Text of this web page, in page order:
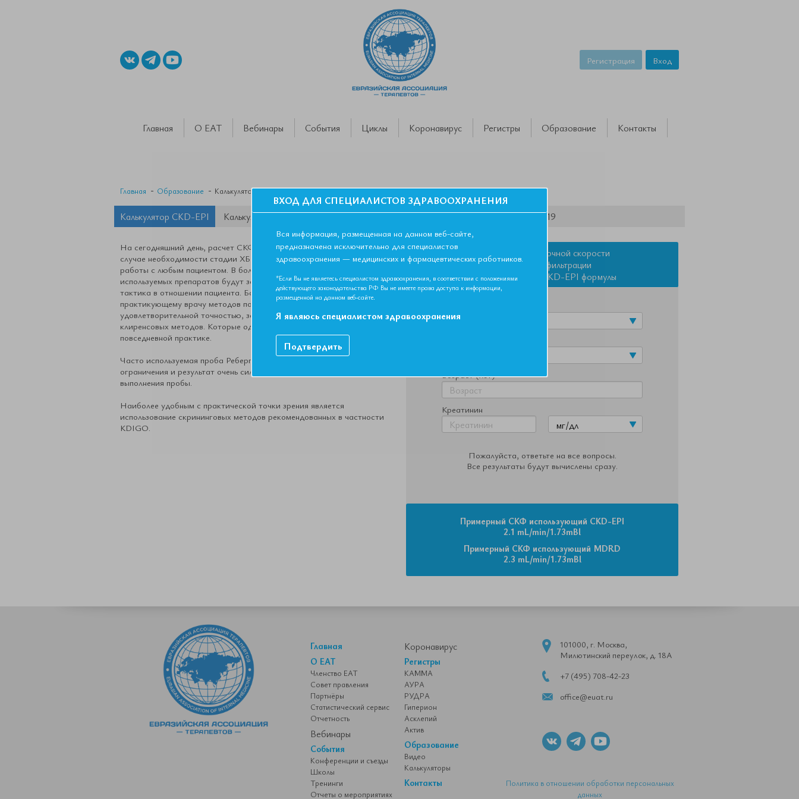
Регистрация Вход
Главная О ЕАТ Вебинары События Циклы Коронавирус Регистры Образование Контакты
Главная Образование Калькуляторы CKD-EPI
Калькулятор CKD-EPI Калькулятор риска злокачественных узлов ЩЗ Калькулятор Прогноз COVID-19
На сегодняшний день, расчет СКФ и соответственно определение в
случае необходимости стадии ХБП является необходимым элементом
работы с любым пациентом. В большинстве случаев дозы
используемых препаратов будут зависеть от СКФ как и врачебная
тактика в отношении пациента. Большинство доступных
практикующему врачу методов позволяют получить результат с
удовлетворительной точностью, за исключением эталонных
клиренсовых методов. Которые однако неудобны в применении в
повседневной практике.
Часто используемая проба Реберга-Тареева также имеет свои
ограничения и результат очень сильно зависит от правильности
выполнения пробы.
Наиболее удобным с практической точки зрения является
использование скрининговых методов рекомендованных в частности
KDIGO.
Калькулятор оценочной скорости
клубочковой фильтрации
с использованием CKD-EPI формулы
Возраст (лет)
Креатинин
Пожалуйста, ответьте на все вопросы.
Все результаты будут вычислены сразу.
Примерный СКФ использующий CKD-EPI
2.1 mL/min/1.73mВl
Примерный СКФ использующий MDRD
2.3 mL/min/1.73mВl
Главная
О ЕАТ
Членство ЕАТ
Совет правления
Партнёры
Статистический сервис
Отчетность
Вебинары
События
Конференции и съезды
Школы
Тренинги
Отчеты о мероприятиях
Коронавирус
Регистры
КАММА
АУРА
РУДРА
Гиперион
Асклепий
Актив
Образование
Видео
Калькуляторы
Контакты
101000, г. Москва,
Милютинский переулок, д. 18А
+7 (495) 708-42-23
office@euat.ru
Политика в отношении обработки персональных
данных
ВХОД ДЛЯ СПЕЦИАЛИСТОВ ЗДРАВООХРАНЕНИЯ
Вся информация, размещенная на данном веб-сайте,
предназначена исключительно для специалистов
здравоохранения — медицинских и фармацевтических работников.
*Если Вы не являетесь специалистом здравоохранения, в соответствии с положениями
действующего законодательства РФ Вы не имеете права доступа к информации,
размещенной на данном веб-сайте.
Я являюсь специалистом здравоохранения
Подтвердить